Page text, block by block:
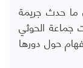
ما حدث جريمة
الحوثي
حول دورها